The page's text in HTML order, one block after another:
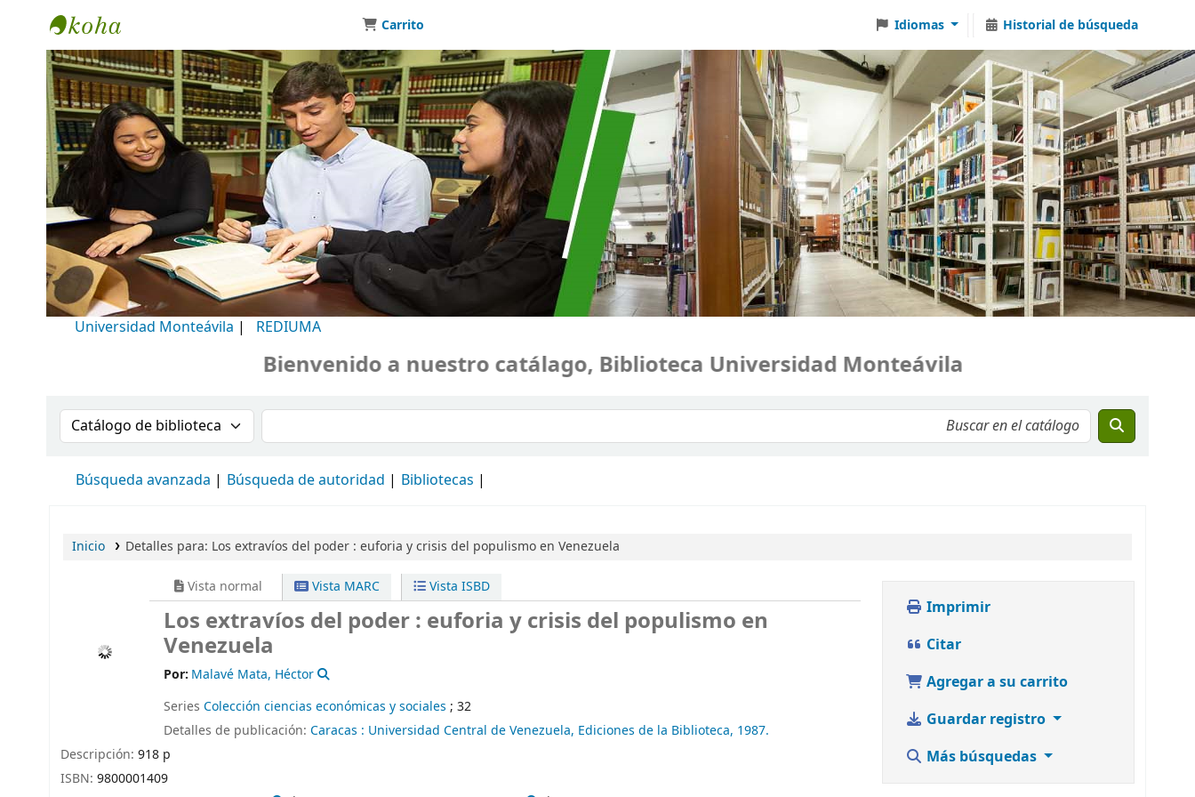
Biblioteca Universidad Monteávila
Carrito Idiomas Historial de búsqueda
Universidad Monteávila | REDIUMA
Bienvenido a nuestro catálago, Biblioteca Universidad Monteávila
Buscar en el catálogo por:Buscar en el catálogo
Búsqueda avanzada Búsqueda de autoridad Bibliotecas
Inicio Detalles para: Los extravíos del poder : euforia y crisis del populismo en Venezuela
Vista normal Vista MARC Vista ISBD
Los extravíos del poder : euforia y crisis del populismo en
Venezuela
Por: Malavé Mata, Héctor
Series Colección ciencias económicas y sociales ; 32
Detalles de publicación: Caracas : Universidad Central de Venezuela, Ediciones de la Biblioteca, 1987.
Descripción: 918 p
ISBN: 9800001409
Imprimir
Citar
Agregar a su carrito
Guardar registro
Más búsquedas